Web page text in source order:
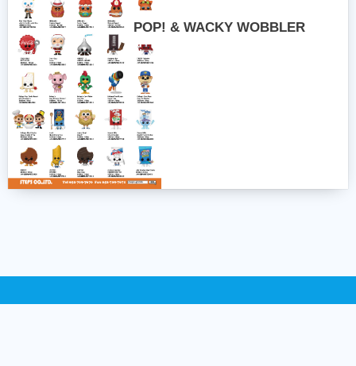
POP! & WACKY WOBBLER